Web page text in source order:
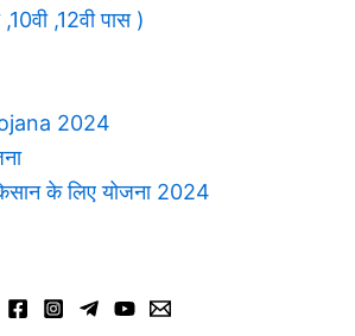
,12वी पास )
2024
के लिए योजना 2024